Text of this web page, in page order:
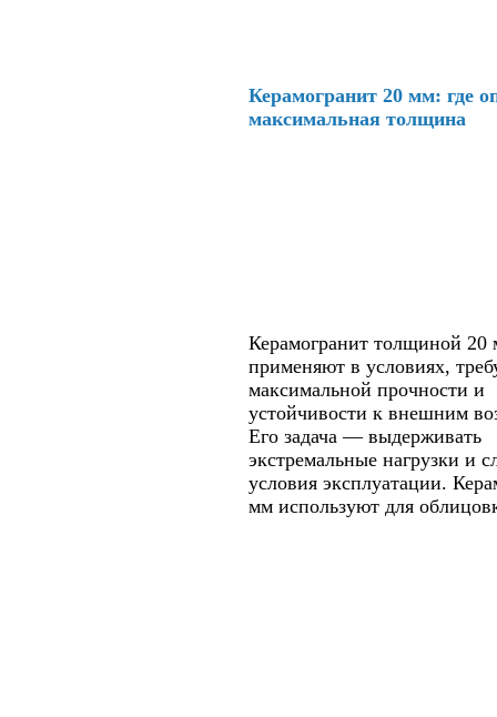
Керамогранит 20 мм: где
максимальная толщина
Керамогранит толщиной 20
применяют в условиях,
максимальной прочности и
устойчивости к внешним
Его задача — выдерживать
экстремальные нагрузки и
условия эксплуатации.
мм используют для